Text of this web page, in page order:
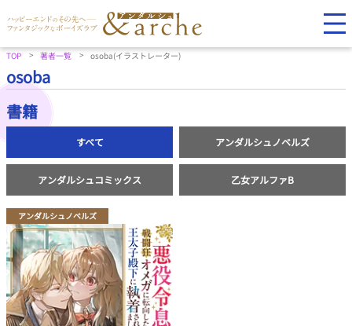
TOP 著者一覧 osoba(イラストレーター)
osoba
書籍
すべて アンダルシュノベルズ
アンダルシュコミックス 乙女アルファB
アンダルシュノベルズ